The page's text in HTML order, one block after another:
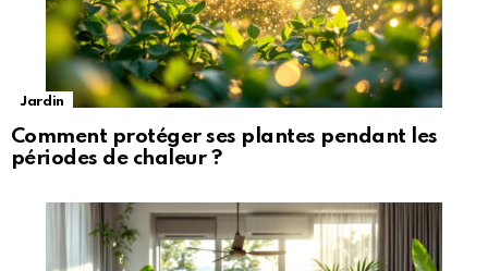
Jardin
Comment protéger ses plantes pendant les
périodes de chaleur ?